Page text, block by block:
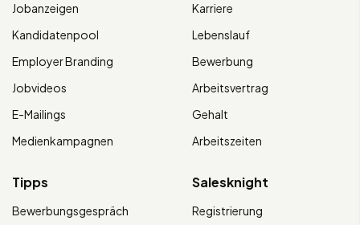
Jobanzeigen
Kandidatenpool
Employer Branding
Jobvideos
E-Mailings
Medienkampagnen
Karriere
Lebenslauf
Bewerbung
Arbeitsvertrag
Gehalt
Arbeitszeiten
Tipps
Bewerbungsgespräch
Salesknight
Registrierung